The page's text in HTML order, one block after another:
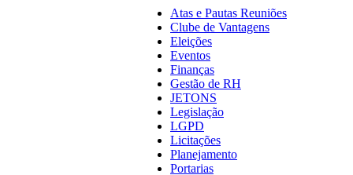
Atas e Pautas Reuniões
Clube de Vantagens
Eleições
Eventos
Finanças
Gestão de RH
JETONS
Legislação
LGPD
Licitações
Planejamento
Portarias